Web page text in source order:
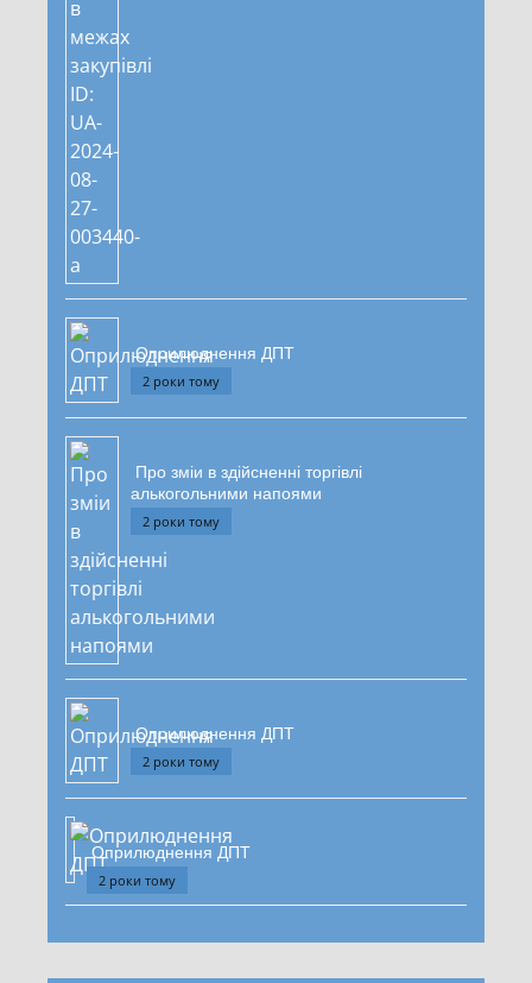
Оприлюднення ДПТ
2 роки тому
Про зміи в здійсненні торгівлі
алькогольними напоями
2 роки тому
Оприлюднення ДПТ
2 роки тому
Оприлюднення ДПТ
2 роки тому